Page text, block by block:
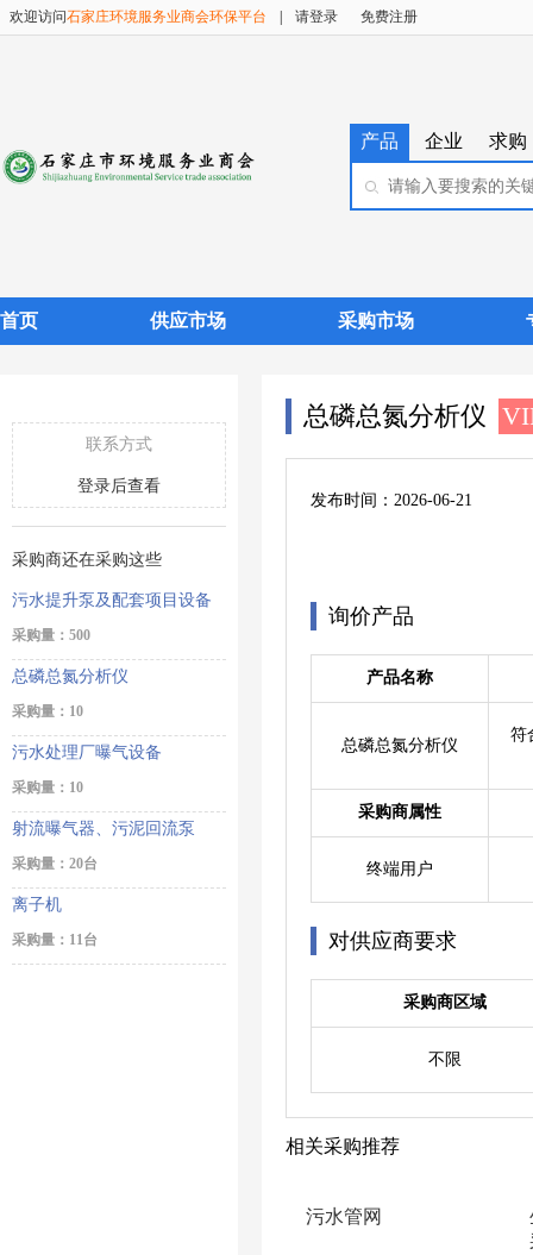
欢迎访问石家庄环境服务业商会环保平台 请登录 免费注册
产品 企业 求购
首页 供应市场 采购市场
联系方式
登录后查看
采购商还在采购这些
污水提升泵及配套项目设备
采购量：500
总磷总氮分析仪
采购量：10
污水处理厂曝气设备
采购量：10
射流曝气器、污泥回流泵
采购量：20台
离子机
采购量：11台
总磷总氮分析仪
发布时间：2026-06-21
询价产品
产品名称
总磷总氮分析仪
符
采购商属性
终端用户
对供应商要求
采购商区域
不限
相关采购推荐
污水管网